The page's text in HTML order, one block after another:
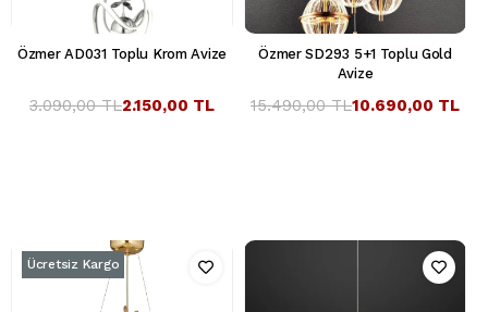
Özmer AD031 Toplu Krom Avize
2.150,00 TL
3.090,00 TL
Özmer SD293 5+1 Toplu Gold
Avize
10.690,00 TL
15.490,00 TL
Ücretsiz Kargo